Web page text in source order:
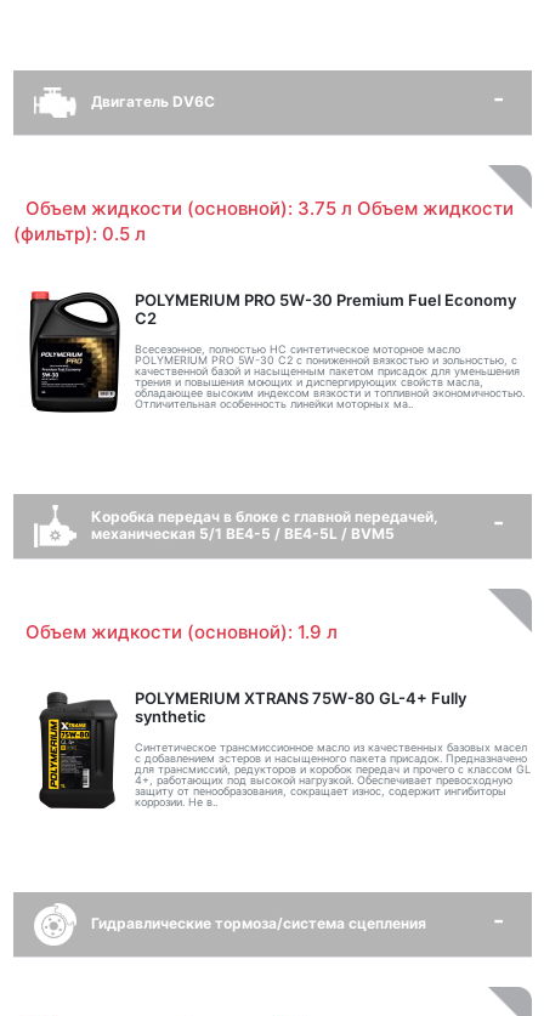
Двигатель DV6C
Объем жидкости (основной): 3.75 л Объем жидкости
(фильтр): 0.5 л
POLYMERIUM PRO 5W-30 Premium Fuel Economy
С2
Всесезонное, полностью HC синтетическое моторное масло
POLYMERIUM PRO 5W-30 C2 с пониженной вязкостью и зольностью, с
качественной базой и насыщенным пакетом присадок для уменьшения
трения и повышения моющих и диспергирующих свойств масла,
обладающее высоким индексом вязкости и топливной экономичностью.
Отличительная особенность линейки моторных ма..
Коробка передач в блоке с главной передачей,
механическая 5/1 BE4-5 / BE4-5L / BVM5
Объем жидкости (основной): 1.9 л
POLYMERIUM XTRANS 75W-80 GL-4+ Fully
synthetic
Синтетическое трансмиссионное масло из качественных базовых масел
с добавлением эстеров и насыщенного пакета присадок. Предназначено
для трансмиссий, редукторов и коробок передач и прочего с классом GL
4+, работающих под высокой нагрузкой. Обеспечивает превосходную
защиту от пенообразования, сокращает износ, содержит ингибиторы
коррозии. Не в..
Гидравлические тормоза/система сцепления